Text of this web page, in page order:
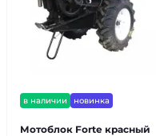
в наличии новинка
Мотоблок Forte красный